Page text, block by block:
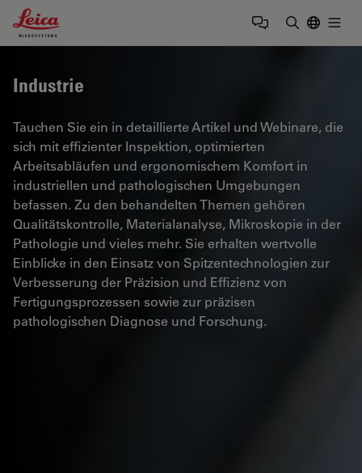
Leica Microsystems Logo
Industrie
Tauchen Sie ein in detaillierte Artikel und Webinare, die
sich mit effizienter Inspektion, optimierten
Arbeitsabläufen und ergonomischem Komfort in
industriellen und pathologischen Umgebungen
befassen. Zu den behandelten Themen gehören
Qualitätskontrolle, Materialanalyse, Mikroskopie in der
Pathologie und vieles mehr. Sie erhalten wertvolle
Einblicke in den Einsatz von Spitzentechnologien zur
Verbesserung der Präzision und Effizienz von
Fertigungsprozessen sowie zur präzisen
pathologischen Diagnose und Forschung.